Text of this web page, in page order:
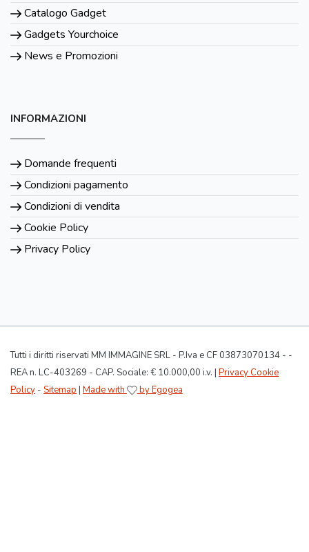
Catalogo Gadget
Gadgets Yourchoice
News e Promozioni
INFORMAZIONI
Domande frequenti
Condizioni pagamento
Condizioni di vendita
Cookie Policy
Privacy Policy
Tutti i diritti riservati MM IMMAGINE SRL - P.Iva e CF 03873070134 - -
REA n. LC-403269 - CAP. Sociale: € 10.000,00 i.v. | Privacy Cookie
Policy - Sitemap | Made with by Egogea